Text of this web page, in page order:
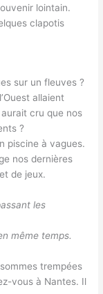
lointain.
clapotis
sur un fleuves ?
allaient
cru que nos
?
piscine à vagues.
nos dernières
de jeux.
les
même temps.
trempées
vous à Nantes. Il